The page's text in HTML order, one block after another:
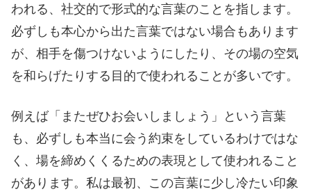
われる、社交的で形式的な言葉のことを指します。
必ずしも本心から出た言葉ではない場合もあります
が、相手を傷つけないようにしたり、その場の空気
を和らげたりする目的で使われることが多いです。
例えば「またぜひお会いしましょう」という言葉
も、必ずしも本当に会う約束をしているわけではな
く、場を締めくくるための表現として使われること
があります。私は最初、この言葉に少し冷たい印象